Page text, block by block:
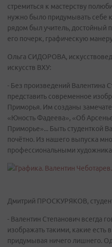
стремиться к мастерству
нужно было придумывать себе
рядом был учитель, достойный
его почерк, графическую
Ольга СИДОРОВА,
искусств ВХУ:
- Без произведений Валентина
представить современное
Приморья. Им созданы
«Юность Фадеева», «Об
Приморье»... Быть студенткой
почётно. Из нашего выпуска
профессиональными
Дмитрий ПРОСКУРЯКОВ,
- Валентин Степанович всегда
изображать такими, какие есть
придумывая ничего лишнего.